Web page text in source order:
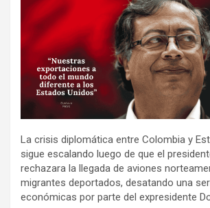
La crisis diplomática entre Colombia y
sigue escalando luego de que el
rechazara la llegada de aviones
migrantes deportados, desatando una
económicas por parte del expresidente